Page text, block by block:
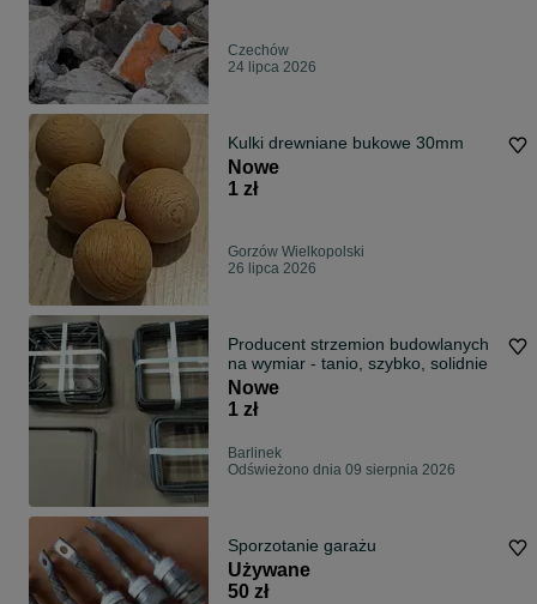
Czechów
24 lipca 2026
Kulki drewniane bukowe 30mm
Nowe
1 zł
Gorzów Wielkopolski
26 lipca 2026
Producent strzemion budowlanych
na wymiar - tanio, szybko, solidnie
Nowe
1 zł
Barlinek
Odświeżono dnia 09 sierpnia 2026
Sporzotanie garażu
Używane
50 zł